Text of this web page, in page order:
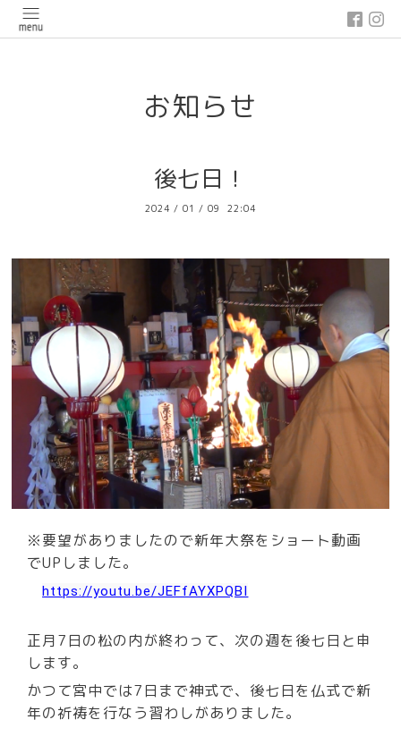
google-site-verification: google03647e12badb45de.html
お知らせ
後七日！
2024 / 01 / 09 22:04
※要望がありましたので新年大祭をショート動画
でUPしました。
https://youtu.be/JEFfAYXPQBI
正月7日の松の内が終わって、次の週を後七日と申
します。
かつて宮中では7日まで神式で、後七日を仏式で新
年の祈祷を行なう習わしがありました。